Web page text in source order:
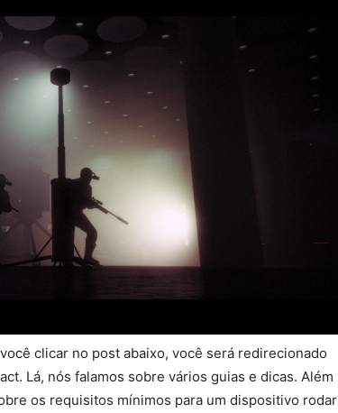
clicar no post abaixo, você será redirecionado
Lá, nós falamos sobre vários guias e dicas. Além
os requisitos mínimos para um dispositivo rodar